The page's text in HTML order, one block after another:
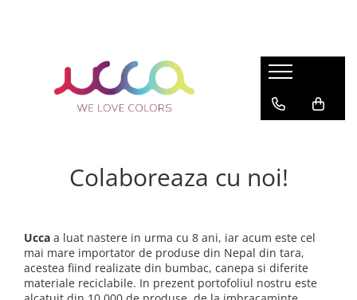
ÎMBRĂCĂMINTE
Hanorace
Compleuri
Poncho și Cardigane
Sarafane și salopete
Rucsacuri si Borsete
ÎMBRĂCĂMINTE
RUCSACURI
Rucsacuri Mari cu Print
Rucsacuri Mari
BEȚIȘOARE, CONURI ȘI FUMIGAȚIE
LICHIDARE STOC
Colaboreaza cu noi!
Ucca a luat nastere in urma cu 8 ani, iar acum este cel
mai mare importator de produse din Nepal din tara,
acestea fiind realizate din bumbac, canepa si diferite
materiale reciclabile. In prezent portofoliul nostru este